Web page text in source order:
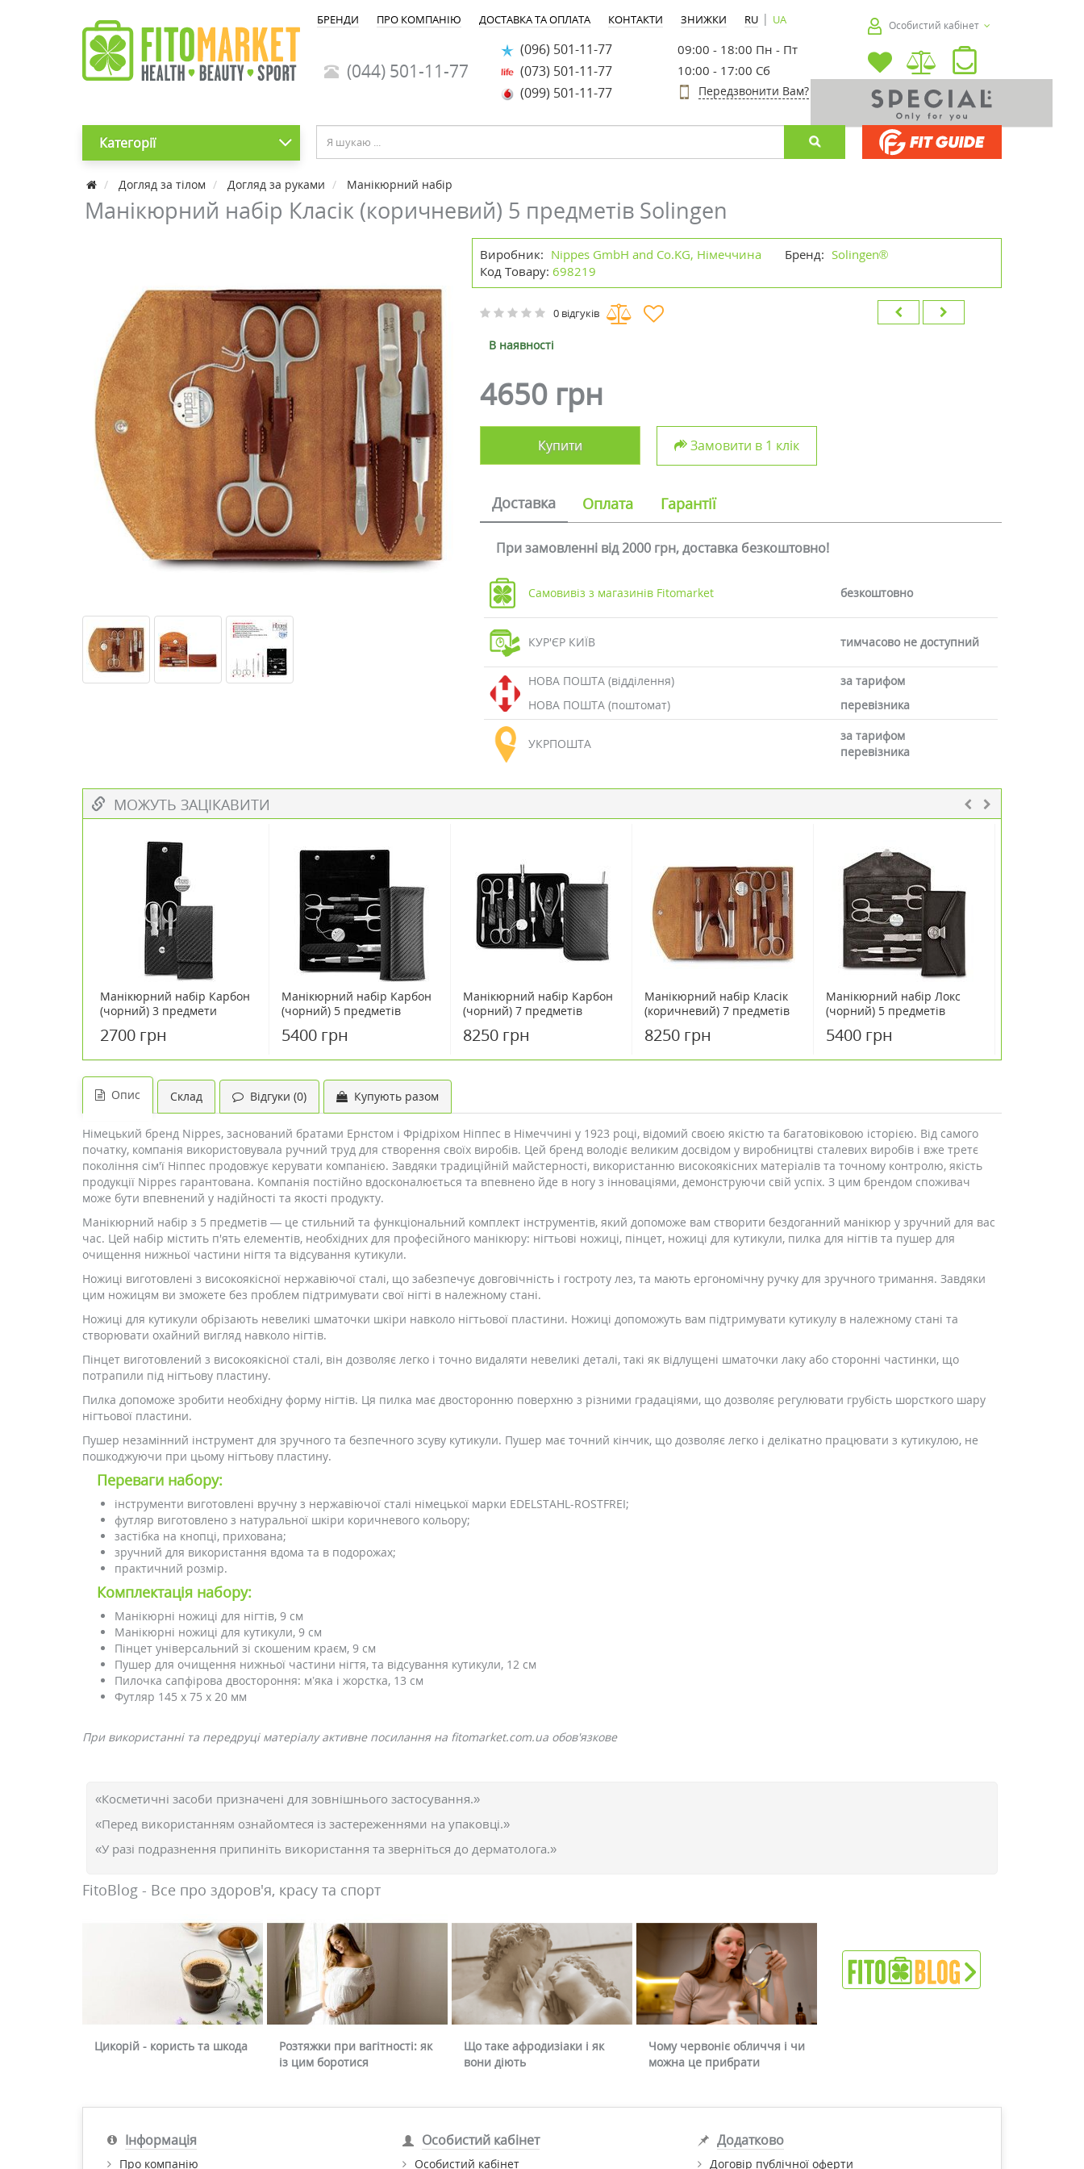
БРЕНДИ ПРО КОМПАНІЮ ДОСТАВКА ТА ОПЛАТА КОНТАКТИ ЗНИЖКИ RU | UA
(044) 501-11-77
(096) 501-11-77
(073) 501-11-77
(099) 501-11-77
09:00 - 18:00 Пн - Пт
10:00 - 17:00 Сб
Передзвонити Вам?
Особистий кабінет
Категорії
Догляд за тілом Догляд за руками Манікюрний набір
Манікюрний набір Класік (коричневий) 5 предметів Solingen
Виробник: Nippes GmbH and Co.KG, Німеччина Бренд: Solingen®
Код Товару: 698219
0 відгуків
В наявності
4650 грн
Купити Замовити в 1 клік
Доставка Оплата Гарантії
При замовленні від 2000 грн, доставка безкоштовно!
Самовивіз з магазинів Fitomarket безкоштовно
КУР'ЄР КИЇВ тимчасово не доступний
НОВА ПОШТА (відділення)
за тарифом
НОВА ПОШТА (поштомат)
перевізника
УКРПОШТА
за тарифом
перевізника
МОЖУТЬ ЗАЦІКАВИТИ
Манікюрний набір Карбон
(чорний) 3 предмети
2700 грн
Манікюрний набір Карбон
(чорний) 5 предметів
5400 грн
Манікюрний набір Карбон
(чорний) 7 предметів
8250 грн
Манікюрний набір Класік
(коричневий) 7 предметів
8250 грн
Манікюрний набір Локс
(чорний) 5 предметів
5400 грн
Опис Склад Відгуки (0) Купують разом
Німецький бренд Nippes, заснований братами Ернстом і Фрідріхом Ніппес в Німеччині у 1923 році, відомий своєю якістю та багатовіковою історією. Від самого
початку, компанія використовувала ручний труд для створення своїх виробів. Цей бренд володіє великим досвідом у виробництві сталевих виробів і вже третє
покоління сім'ї Ніппес продовжує керувати компанією. Завдяки традиційній майстерності, використанню високоякісних матеріалів та точному контролю, якість
продукції Nippes гарантована. Компанія постійно вдосконалюється та впевнено йде в ногу з інноваціями, демонструючи свій успіх. З цим брендом споживач
може бути впевнений у надійності та якості продукту.
Манікюрний набір з 5 предметів — це стильний та функціональний комплект інструментів, який допоможе вам створити бездоганний манікюр у зручний для вас
час. Цей набір містить п'ять елементів, необхідних для професійного манікюру: нігтьові ножиці, пінцет, ножиці для кутикули, пилка для нігтів та пушер для
очищення нижньої частини нігтя та відсування кутикули.
Ножиці виготовлені з високоякісної нержавіючої сталі, що забезпечує довговічність і гостроту лез, та мають ергономічну ручку для зручного тримання. Завдяки
цим ножицям ви зможете без проблем підтримувати свої нігті в належному стані.
Ножиці для кутикули обрізають невеликі шматочки шкіри навколо нігтьової пластини. Ножиці допоможуть вам підтримувати кутикулу в належному стані та
створювати охайний вигляд навколо нігтів.
Пінцет виготовлений з високоякісної сталі, він дозволяє легко і точно видаляти невеликі деталі, такі як відлущені шматочки лаку або сторонні частинки, що
потрапили під нігтьову пластину.
Пилка допоможе зробити необхідну форму нігтів. Ця пилка має двосторонню поверхню з різними градаціями, що дозволяє регулювати грубість шорсткого шару
нігтьової пластини.
Пушер незамінний інструмент для зручного та безпечного зсуву кутикули. Пушер має точний кінчик, що дозволяє легко і делікатно працювати з кутикулою, не
пошкоджуючи при цьому нігтьову пластину.
Переваги набору:
інструменти виготовлені вручну з нержавіючої сталі німецької марки EDELSTAHL-ROSTFREI;
футляр виготовлено з натуральної шкіри коричневого кольору;
застібка на кнопці, прихована;
зручний для використання вдома та в подорожах;
практичний розмір.
Комплектація набору:
Манікюрні ножиці для нігтів, 9 см
Манікюрні ножиці для кутикули, 9 см
Пінцет універсальний зі скошеним краєм, 9 см
Пушер для очищення нижньої частини нігтя, та відсування кутикули, 12 см
Пилочка сапфірова двостороння: м’яка і жорстка, 13 см
Футляр 145 x 75 x 20 мм
При використанні та передруці матеріалу активне посилання на fitomarket.com.ua обов'язкове
«Косметичні засоби призначені для зовнішнього застосування.»
«Перед використанням ознайомтеся із застереженнями на упаковці.»
«У разі подразнення припиніть використання та зверніться до дерматолога.»
FitoBlog - Все про здоров'я, красу та спорт
Цикорій - користь та шкода
Розтяжки при вагітності: як
із цим боротися
Що таке афродизіаки і як
вони діють
Чому червоніє обличчя і чи
можна це прибрати
Інформація
Про компанію
Особистий кабінет
Особистий кабінет
Додатково
Договір публічної оферти